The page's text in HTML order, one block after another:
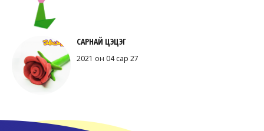
САРНАЙ ЦЭЦЭГ
2021 он 04 сар 27